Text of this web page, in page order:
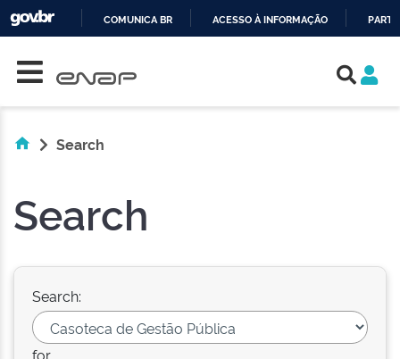
COMUNICA BR ACESSO À INFORMAÇÃO
Search
Search
Search:
for